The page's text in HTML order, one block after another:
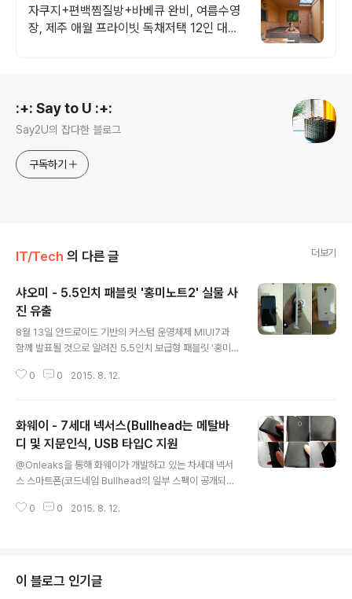
프라이빗 가족저택
자쿠지+편백찜질방+바베큐 완비, 여름수영
장, 제주 애월 프라이빗 독채저택 12인 대가
:+: Say to U :+:
Say2U의 잡다한 블로그
구독하기
IT/Tech 의 다른 글 더보기
샤오미 - 5.5인치 패블릿 '홍미노트2' 실물 사
진 유출
8월 13일 안드로이드 기반의 커스텀 운영체제 MIUI7과
함께 발표될 것으로 알려진 5.5인치 보급형 패블릿 '홍미
치 FullHD(1920 * 1080) 디스플레이를 탑재한 홍미노
T6795 옥타코어 프로세서가 탑재되어 전작에 비해 스펙
이 대폭 강화된 것이 특징입니다. 또한, 2GB RAM, 16GB
ROM, 전면 500만 / 후면 1300만 화소 카메라, 3100m
Ah 배터리를 탑재하였으며 안드로이드 롤리팝 기반의 MI
UI 7을 탑재할 것으로 알려졌습니다. 참고로, 오렌지, 옐로
우, 그린, 블루, 퍼플, 블랙..
0 0 2015. 8. 12.
화웨이 - 7세대 넥서스(Bullhead는 메탈바
디 및 지문인식, USB 타입C 지원
@Onleaks을 통해 화웨이가 개발하고 있는 차세대 넥서
스 스마트폰(코드네임 Bullhead의 일부 스펙이 공개되었
레이를 탑재하였으며, 메탈 바디 및 159.4 x 78.3 x 6.6/
지문인식 센서가 있으며, 안드로이드 M부터 지원하는 US
B 타입 C가 사용된 것이 특징입니다. 이외에도 Bullhead
0 0 2015. 8. 12.
이 블로그 인기글